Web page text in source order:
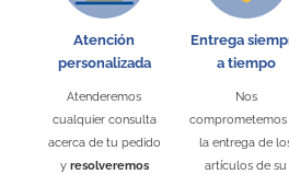
Atención
personalizada
Atenderemos
cualquier consulta
acerca de tu pedido
y resolveremos
Entrega
a tiempo
Nos
comprometemos
la entrega de
artículos de su